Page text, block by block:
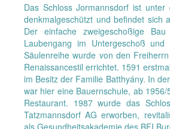
Das Schloss Jormannsdorf ist unter
denkmalgeschützt und befindet sich
Der einfache zweigeschoßige
Laubengang im Untergeschoß und
Säulenreihe wurde von den
Renaissancestil errichtet. 1591
im Besitz der Familie Batthyány. In
war hier eine Bauernschule, ab 1956/
Restaurant. 1987 wurde das
Tatzmannsdorf AG erworben,
als Gesundheitsakademie des BFI